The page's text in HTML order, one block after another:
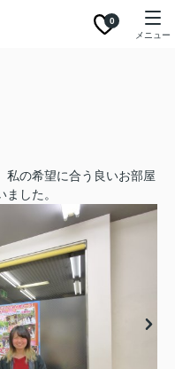
0
メニュー
私の希望に合う良いお部屋
した。